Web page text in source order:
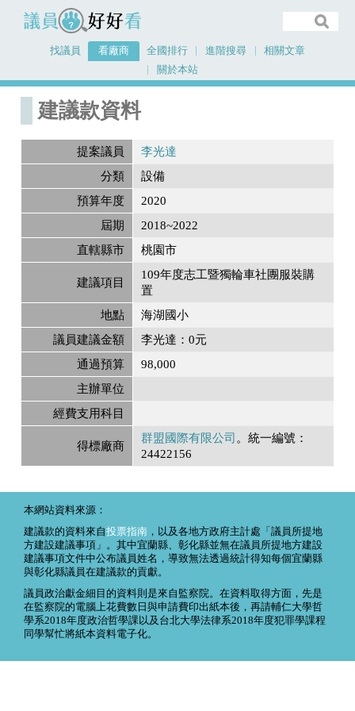
議員好好看
找議員 看廠商 全國排行 進階搜尋
相關文章
關於本站
首頁
建議款資料
提案議員
李光達
分類
設備
預算年度
2020
屆期
2018~2022
直轄縣市
桃園市
建議項目
109年度志工暨獨輪車社團服裝購
置
地點
海湖國小
議員建議金額
李光達：0元
通過預算
98,000
主辦單位
經費支用科目
得標廠商
群盟國際有限公司 。統一編號：
24422156
本網站資料來源：
建議款的資料來自投票指南 ，以及各地方政府主計處「議員所提地
方建設建議事項」。其中宜蘭縣、彰化縣並無在議員所提地方建設
建議事項文件中公布議員姓名，導致無法透過統計得知每個宜蘭縣
與彰化縣議員在建議款的貢獻。
議員政治獻金細目的資料則是來自監察院。在資料取得方面，先是
在監察院的電腦上花費數日與申請費印出紙本後，再請輔仁大學哲
學系2018年度政治哲學課以及台北大學法律系2018年度犯罪學課程
同學幫忙將紙本資料電子化。